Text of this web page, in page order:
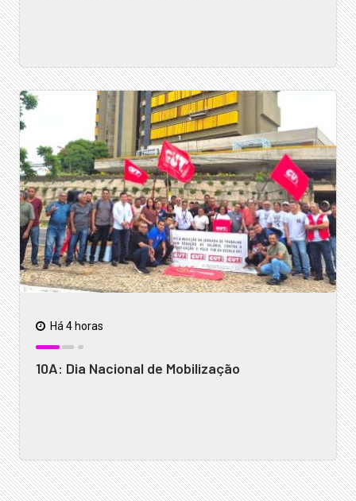
Há 4 horas
10A: Dia Nacional de Mobilização